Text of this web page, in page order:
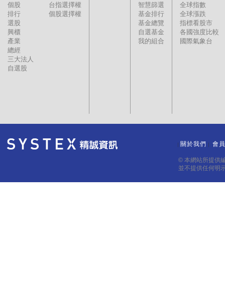
個股
排行
選股
興櫃
產業
總經
三大法人
自選股
台指選擇權
個股選擇權
智慧篩選
基金排行
基金總覽
自選基金
我的組合
全球指數
全球漲跌
指標看股市
各國強度比較
國際氣象台
關於我們 會
© 本網站所提供
並不提供任何明